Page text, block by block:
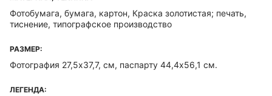
Фотобумага, бумага, картон, Краска золотистая; печать,
тиснение, типографское производство
РАЗМЕР:
Фотография 27,5х37,7, см, паспарту 44,4х56,1 см.
ЛЕГЕНДА: